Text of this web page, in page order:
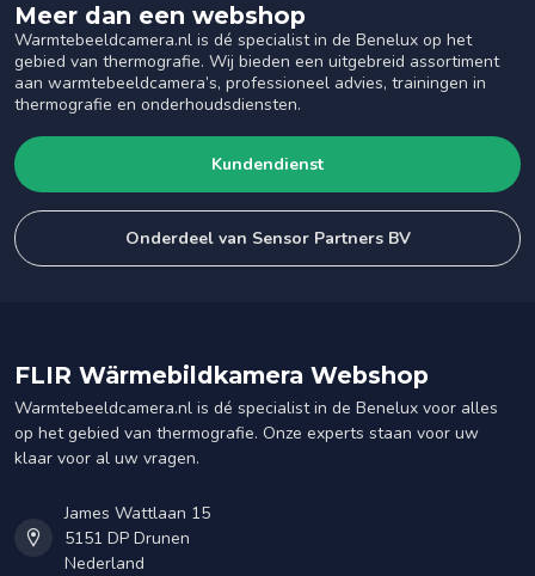
Meer dan een webshop
Warmtebeeldcamera.nl is dé specialist in de Benelux op het
gebied van thermografie. Wij bieden een uitgebreid assortiment
aan warmtebeeldcamera’s, professioneel advies, trainingen in
thermografie en onderhoudsdiensten.
Kundendienst
Onderdeel van Sensor Partners BV
FLIR Wärmebildkamera Webshop
Warmtebeeldcamera.nl is dé specialist in de Benelux voor alles
op het gebied van thermografie. Onze experts staan voor uw
klaar voor al uw vragen.
James Wattlaan 15
5151 DP Drunen
Nederland